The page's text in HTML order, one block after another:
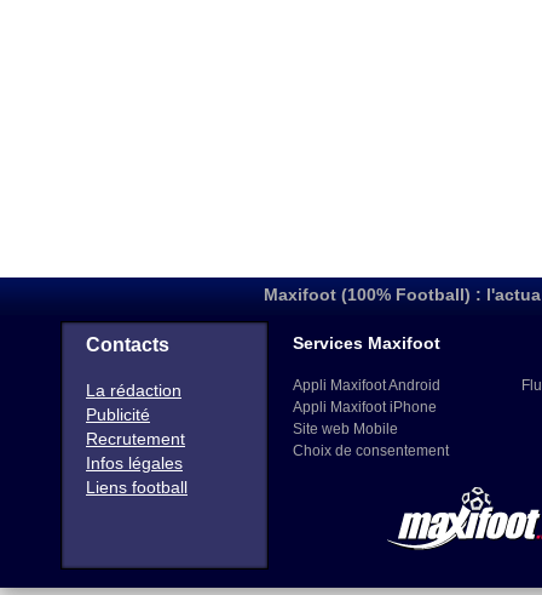
Maxifoot (100% Football) :
Contacts
La rédaction
Publicité
Recrutement
Infos légales
Liens football
Services Maxifoot
Appli Maxifoot Android
Appli Maxifoot iPhone
Site web Mobile
Choix de consentement